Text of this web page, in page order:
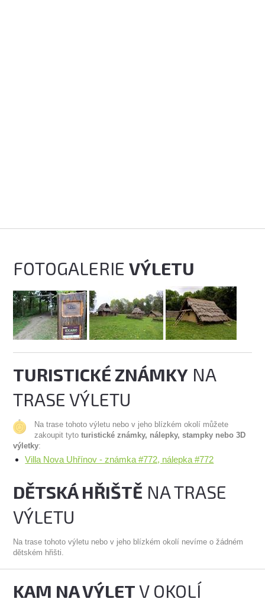
FOTOGALERIEVÝLETU
TURISTICKÉ ZNÁMKY NA
TRASE VÝLETU
Na trase tohoto výletu nebo v jeho blízkém okolí můžete
zakoupit tytoturistické známky, nálepky, stampky nebo 3D
výletky:
Villa Nova Uhřínov - známka #772, nálepka #772
DĚTSKÁ HŘIŠTĚ NA TRASE
VÝLETU
Na trase tohoto výletu nebo v jeho blízkém okolí nevíme o žádném
dětském hřišti.
KAM NA VÝLETV OKOLÍ